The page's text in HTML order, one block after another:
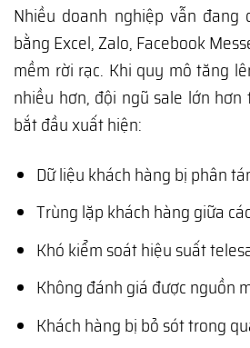
Nhiều doanh nghiệp vẫn đang
bằng Excel, Zalo, Facebook
mềm rời rạc. Khi quy mô tăng
nhiều hơn, đội ngũ sale lớn
bắt đầu xuất hiện:
Dữ liệu khách hàng bị phân
Trùng lặp khách hàng giữa
Khó kiểm soát hiệu suất
Không đánh giá được nguồn
Khách hàng bị bỏ sót trong